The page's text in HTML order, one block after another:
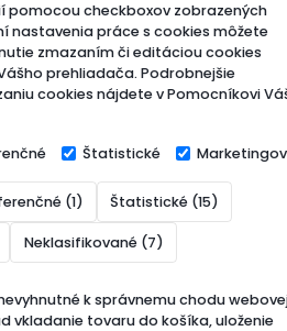
pomocou checkboxov zobrazených
nastavenia práce s cookies môžete
zmazaním či editáciou cookies
prehliadača. Podrobnejšie
cookies nájdete v Pomocníkovi
Štatistické
(1) Štatistické (15)
Neklasifikované (7)
k správnemu chodu
vkladanie tovaru do košíka, uloženie